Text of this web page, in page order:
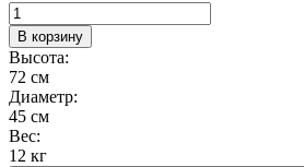
Количество
товара
Подстолье
1028EM
В корзину
Высота:
72 см
Диаметр:
45 см
Вес:
12 кг